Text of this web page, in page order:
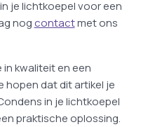
je lichtkoepel voor een
nog contactmet ons
kwaliteit en een
hopen dat dit artikel je
in je lichtkoepel
praktische oplossing.